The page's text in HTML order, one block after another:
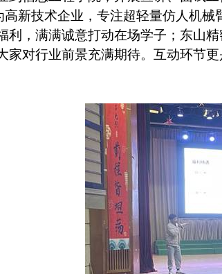
新技术企业，专注超轻量仿人机
利，满满诚意打动在场学子；东山精
家对行业前景充满期待。互动环节